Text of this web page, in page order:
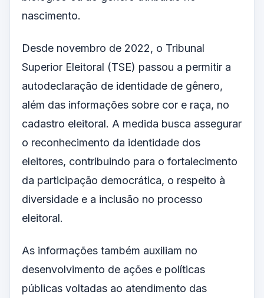
nascimento.
Desde novembro de 2022, o Tribunal
Superior Eleitoral (TSE) passou a permitir a
autodeclaração de identidade de gênero,
além das informações sobre cor e raça, no
cadastro eleitoral. A medida busca assegurar
o reconhecimento da identidade dos
eleitores, contribuindo para o fortalecimento
da participação democrática, o respeito à
diversidade e a inclusão no processo
eleitoral.
As informações também auxiliam no
desenvolvimento de ações e políticas
públicas voltadas ao atendimento das